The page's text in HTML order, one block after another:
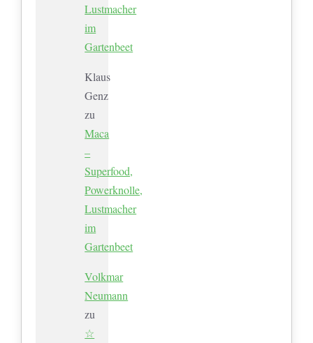
Lustmacher
im
Gartenbeet
Klaus
Genz
zu
Maca
–
Superfood,
Powerknolle,
Lustmacher
im
Gartenbeet
Volkmar
Neumann
zu
☆